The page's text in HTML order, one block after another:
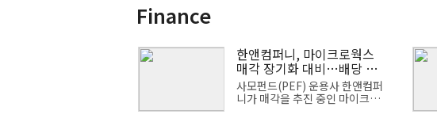
Finance
한앤컴퍼니, 마이크로웍스
매각 장기화 대비…배당 회
수판 깔았다
사모펀드(PEF) 운용사 한앤컴퍼
니가 매각을 추진 중인 마이크로